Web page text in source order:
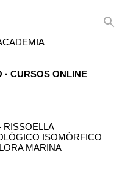
CURSOS ONLINE
RISSOELLA
ISOMÓRFICO
MARINA